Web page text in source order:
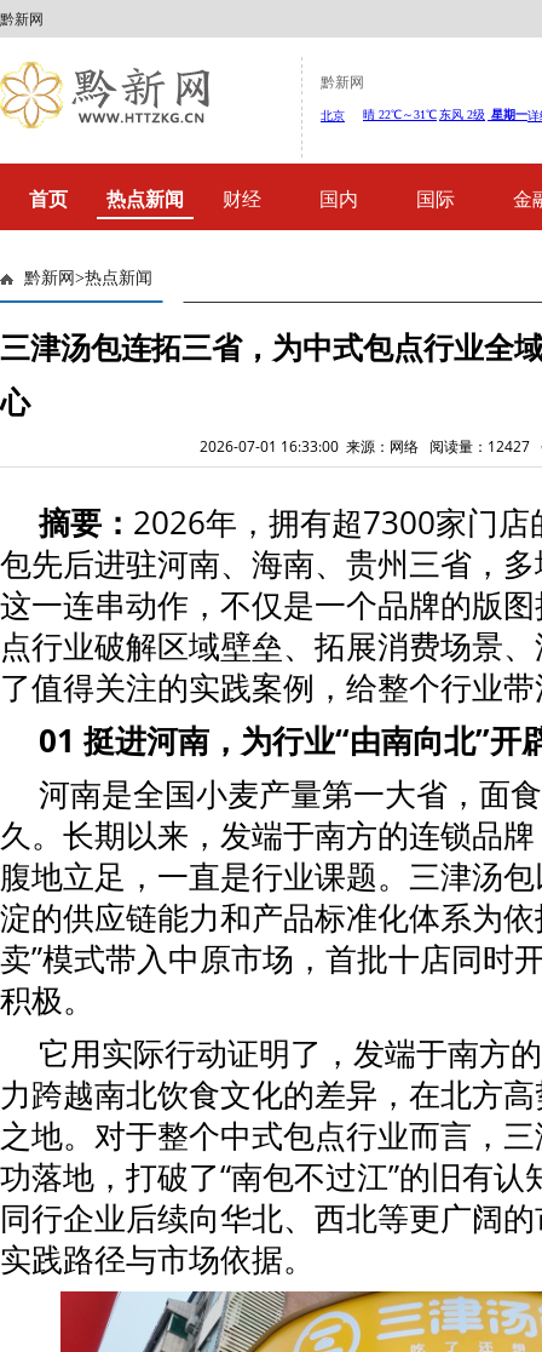
黔新网
黔新网
首页 热点新闻 财经 国内 国际 金
黔新网 >热点新闻
三津汤包连拓三省，为中式包点行业全
心
2026-07-01 16:33:00 来源：网络 阅读量：12427
摘要： 2026年，拥有超7300家门
包先后进驻河南、海南、贵州三省，
这一连串动作，不仅是一个品牌的版
点行业破解区域壁垒、拓展消费场景
了值得关注的实践案例，给整个行业
01 挺进河南，为行业“由南向北”开
河南是全国小麦产量第一大省，面
久。长期以来，发端于南方的连锁品
腹地立足，一直是行业课题。三津汤
淀的供应链能力和产品标准化体系为
卖”模式带入中原市场，首批十店同时
积极。
它用实际行动证明了，发端于南方
力跨越南北饮食文化的差异，在北方
之地。对于整个中式包点行业而言，
功落地，打破了“南包不过江”的旧有
同行企业后续向华北、西北等更广阔
实践路径与市场依据。